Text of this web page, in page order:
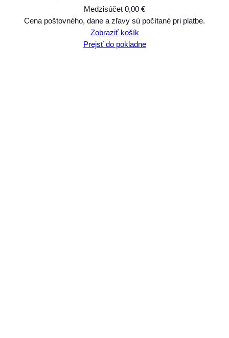
Produkty
Medzisúčet 0,00 €
Cena poštovného, dane a zľavy sú počítané pri platbe.
Zobraziť košík
Prejsť do pokladne